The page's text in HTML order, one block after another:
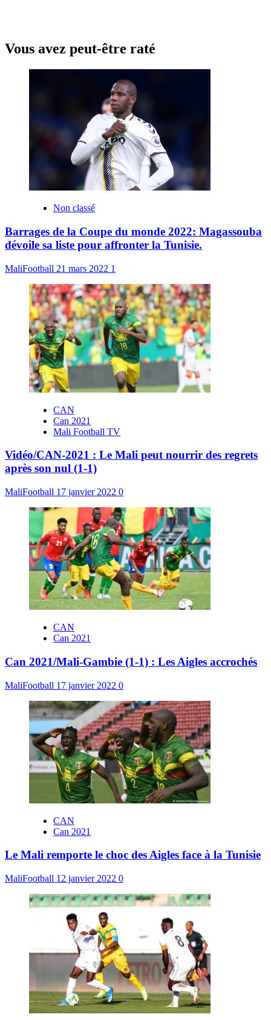
Vous avez peut-être raté
Non classé
Barrages de la Coupe du monde 2022: Magassouba
dévoile sa liste pour affronter la Tunisie.
MaliFootball 21 mars 2022 1
CAN
Can 2021
Mali Football TV
Vidéo/CAN-2021 : Le Mali peut nourrir des regrets
après son nul (1-1)
MaliFootball 17 janvier 2022 0
CAN
Can 2021
Can 2021/Mali-Gambie (1-1) : Les Aigles accrochés
MaliFootball 17 janvier 2022 0
CAN
Can 2021
Le Mali remporte le choc des Aigles face à la Tunisie
MaliFootball 12 janvier 2022 0